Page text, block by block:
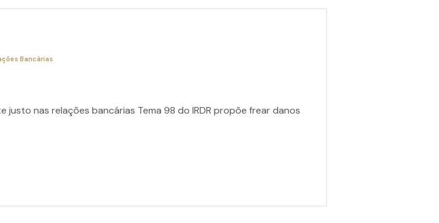
Bancárias
justo nas relações bancárias Tema 98 do IRDR propõe frear danos